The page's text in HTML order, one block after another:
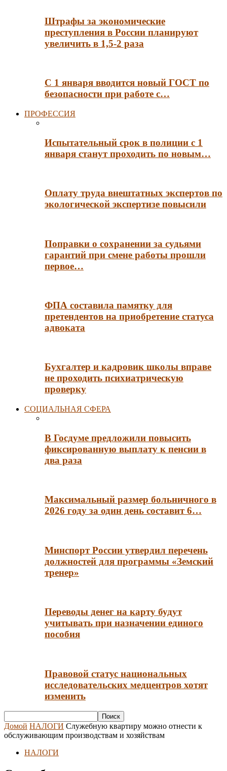
Штрафы за экономические
преступления в России планируют
увеличить в 1,5-2 раза
С 1 января вводится новый ГОСТ по
безопасности при работе с…
ПРОФЕССИЯ
Испытательный срок в полиции с 1
января станут проходить по новым…
Оплату труда внештатных экспертов по
экологической экспертизе повысили
Поправки о сохранении за судьями
гарантий при смене работы прошли
первое…
ФПА составила памятку для
претендентов на приобретение статуса
адвоката
Бухгалтер и кадровик школы вправе
не проходить психиатрическую
проверку
СОЦИАЛЬНАЯ СФЕРА
В Госдуме предложили повысить
фиксированную выплату к пенсии в
два раза
Максимальный размер больничного в
2026 году за один день составит 6…
Минспорт России утвердил перечень
должностей для программы «Земский
тренер»
Переводы денег на карту будут
учитывать при назначении единого
пособия
Правовой статус национальных
исследовательских медцентров хотят
изменить
Домой НАЛОГИ Служебную квартиру можно отнести к
обслуживающим производствам и хозяйствам
НАЛОГИ